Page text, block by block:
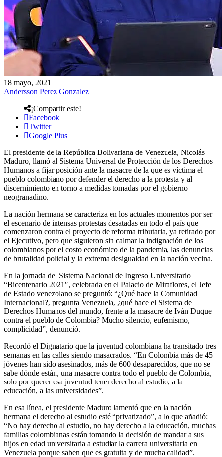
18 mayo, 2021
Andersson Perez Gonzalez
¡Compartir este!
Facebook
Twitter
Google Plus
El presidente de la República Bolivariana de Venezuela, Nicolás
Maduro, llamó al Sistema Universal de Protección de los Derechos
Humanos a fijar posición ante la masacre de la que es víctima el
pueblo colombiano por defender el derecho a la protesta y al
discernimiento en torno a medidas tomadas por el gobierno
neogranadino.
La nación hermana se caracteriza en los actuales momentos por ser
el escenario de intensas protestas desatadas en todo el país que
comenzaron contra el proyecto de reforma tributaria, ya retirado por
el Ejecutivo, pero que siguieron sin calmar la indignación de los
colombianos por el costo económico de la pandemia, las denuncias
de brutalidad policial y la extrema desigualdad en la nación vecina.
En la jornada del Sistema Nacional de Ingreso Universitario
“Bicentenario 2021″, celebrada en el Palacio de Miraflores, el Jefe
de Estado venezolano se preguntó: “¿Qué hace la Comunidad
Internacional?, pregunta Venezuela, ¿qué hace el Sistema de
Derechos Humanos del mundo, frente a la masacre de Iván Duque
contra el pueblo de Colombia? Mucho silencio, eufemismo,
complicidad”, denunció.
Recordó el Dignatario que la juventud colombiana ha transitado tres
semanas en las calles siendo masacrados. “En Colombia más de 45
jóvenes han sido asesinados, más de 600 desaparecidos, que no se
sabe dónde están, una masacre contra todo el pueblo de Colombia,
solo por querer esa juventud tener derecho al estudio, a la
educación, a las universidades”.
En esa línea, el presidente Maduro lamentó que en la nación
hermana el derecho al estudio esté “privatizado”, a lo que añadió:
“No hay derecho al estudio, no hay derecho a la educación, muchas
familias colombianas están tomando la decisión de mandar a sus
hijos en edad universitaria a estudiar la carrera universitaria en
Venezuela porque saben que es gratuita y de mucha calidad”.